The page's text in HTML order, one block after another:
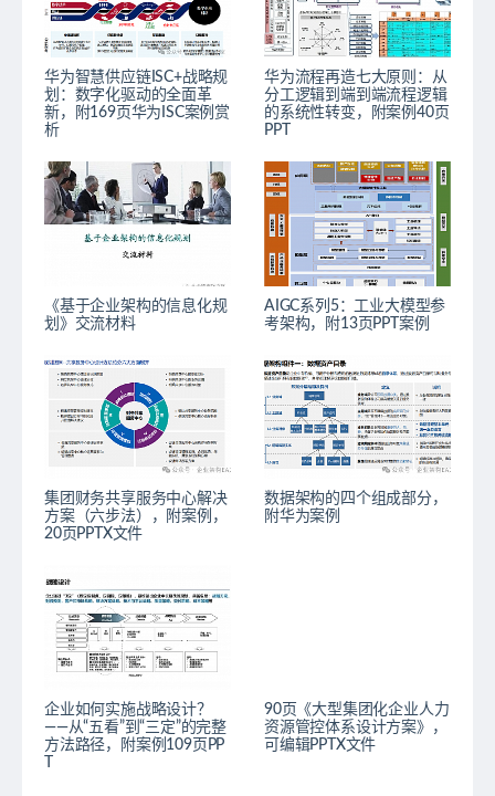
华为智慧供应链ISC+战略规
划：数字化驱动的全面革
新，附169页华为ISC案例赏
析
华为流程再造七大原则：从
分工逻辑到端到端流程逻辑
的系统性转变，附案例40页
PPT
《基于企业架构的信息化规
划》交流材料
AIGC系列5：工业大模型参
考架构，附13页PPT案例
集团财务共享服务中心解决
方案（六步法），附案例，
20页PPTX文件
数据架构的四个组成部分，
附华为案例
企业如何实施战略设计？
——从“五看”到“三定”的完整
方法路径，附案例109页PP
T
90页《大型集团化企业人力
资源管控体系设计方案》，
可编辑PPTX文件